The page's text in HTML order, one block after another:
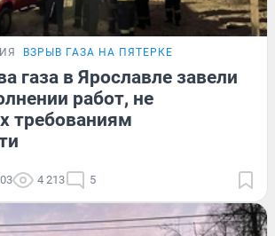
ВЗРЫВ ГАЗА НА ПЯТЕРКЕ
газа в Ярославле завели
работ, не
требованиям
4 213 5